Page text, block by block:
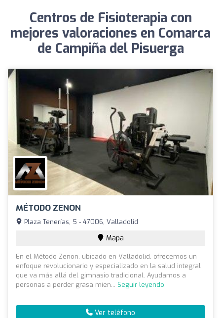
Centros de Fisioterapia con
mejores valoraciones en Comarca
de Campiña del Pisuerga
MÉTODO ZENON
Plaza Tenerías, 5 - 47006, Valladolid
Mapa
En el Método Zenon, ubicado en Valladolid, ofrecemos un
enfoque revolucionario y especializado en la salud integral
que va más allá del gimnasio tradicional. Ayudamos a
personas a perder grasa mien... Seguir leyendo
Ver teléfono